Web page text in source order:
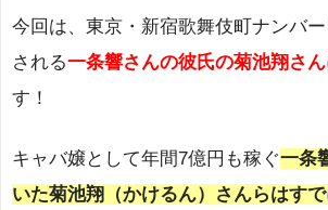
今回は、東京・新宿歌舞伎町ナンバ
される一条響さんの彼氏の菊池翔さん
す！
キャバ嬢として年間7億円も稼ぐ一条
いた菊池翔（かけるん）さんらはす